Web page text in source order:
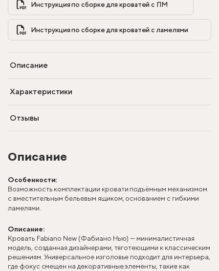
Описание
Особенности:
Возможность комплектации кровати подъёмным механизмом
с вместительным бельевым ящиком, основанием с гибкими
ламелями.
Описание:
Кровать Fabiano New (Фабиано Нью) — минималистичная
модель, созданная дизайнерами, тяготеющими к классическим
решениям. Универсальное изголовье подходит для интерьера,
где фокус смещен на декоративные элементы, такие как
Инструкция по сборке для кроватей с ПМ
Описание
Характеристики
Отзывы